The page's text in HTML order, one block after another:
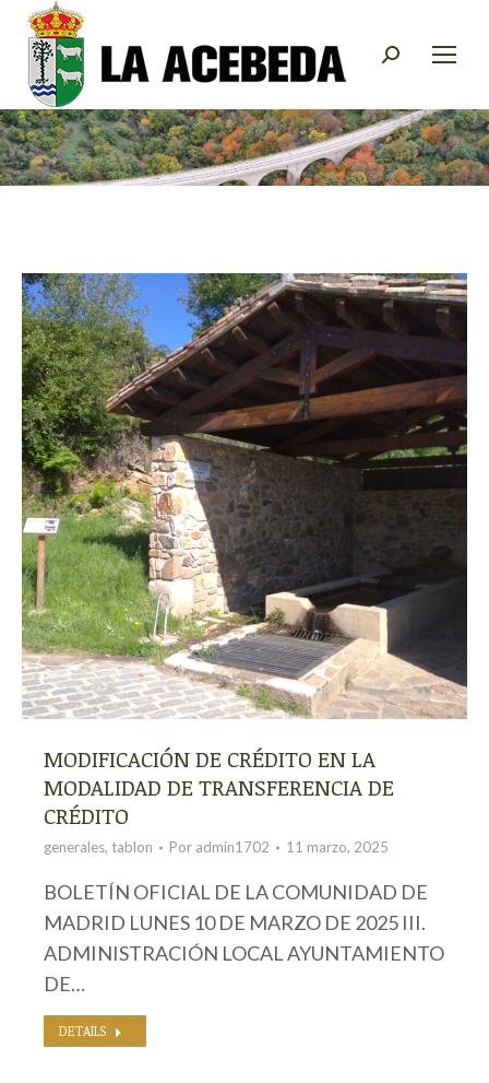
Buscar:
MODIFICACIÓN DE CRÉDITO EN LA
MODALIDAD DE TRANSFERENCIA DE
CRÉDITO
generales, tablon Por admin1702 11 marzo, 2025
BOLETÍN OFICIAL DE LA COMUNIDAD DE
MADRID LUNES 10 DE MARZO DE 2025 III.
ADMINISTRACIÓN LOCAL AYUNTAMIENTO
DE…
DETAILS